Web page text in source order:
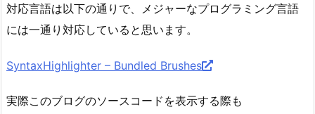
対応言語は以下の通りで、メジャーなプログラミング言語
には一通り対応していると思います。
SyntaxHighlighter – Bundled Brushes
実際このブログのソースコードを表示する際も